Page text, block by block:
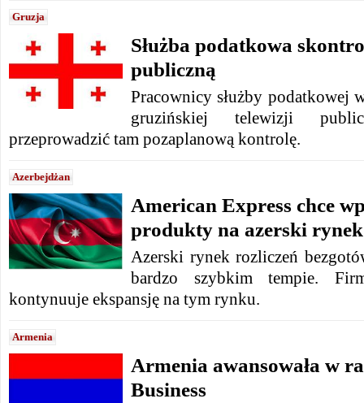
Gruzja
Służba podatkowa
publiczną
Pracownicy służby podatkowej
gruzińskiej telewizji
przeprowadzić tam pozaplanową kontrolę.
Azerbejdżan
American Express chce
produkty na azerski rynek
Azerski rynek rozliczeń
bardzo szybkim tempie.
kontynuuje ekspansję na tym rynku.
Armenia
Armenia awansowała w
Business